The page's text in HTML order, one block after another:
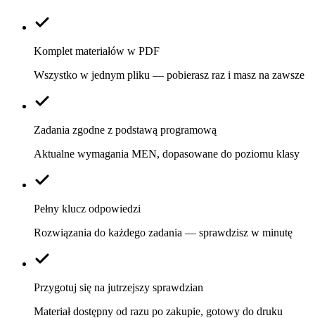
Komplet materiałów w PDF
Wszystko w jednym pliku — pobierasz raz i masz na zawsze
Zadania zgodne z podstawą programową
Aktualne wymagania MEN, dopasowane do poziomu klasy
Pełny klucz odpowiedzi
Rozwiązania do każdego zadania — sprawdzisz w minutę
Przygotuj się na jutrzejszy sprawdzian
Materiał dostępny od razu po zakupie, gotowy do druku